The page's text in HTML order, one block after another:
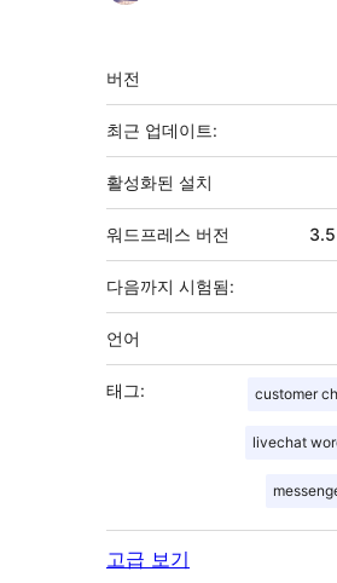
기
초
버전
최근 업데이트:
활성화된 설치
워드프레스 버전
다음까지 시험됨:
언어
태그: customer
livechat
고급 보기